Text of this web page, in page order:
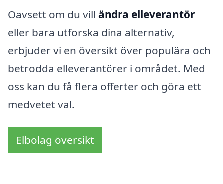
Oavsett om du vill ändra elleverantör
eller bara utforska dina alternativ,
erbjuder vi en översikt över populära och
betrodda elleverantörer i området. Med
oss kan du få flera offerter och göra ett
medvetet val.
Elbolag översikt